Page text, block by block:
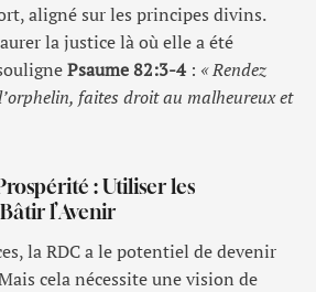
aligné sur les principes divins.
la justice là où elle a été
Psaume 82:3-4 : « Rendez
faites droit au malheureux et
: Utiliser les
l’Avenir
la RDC a le potentiel de devenir
cela nécessite une vision de